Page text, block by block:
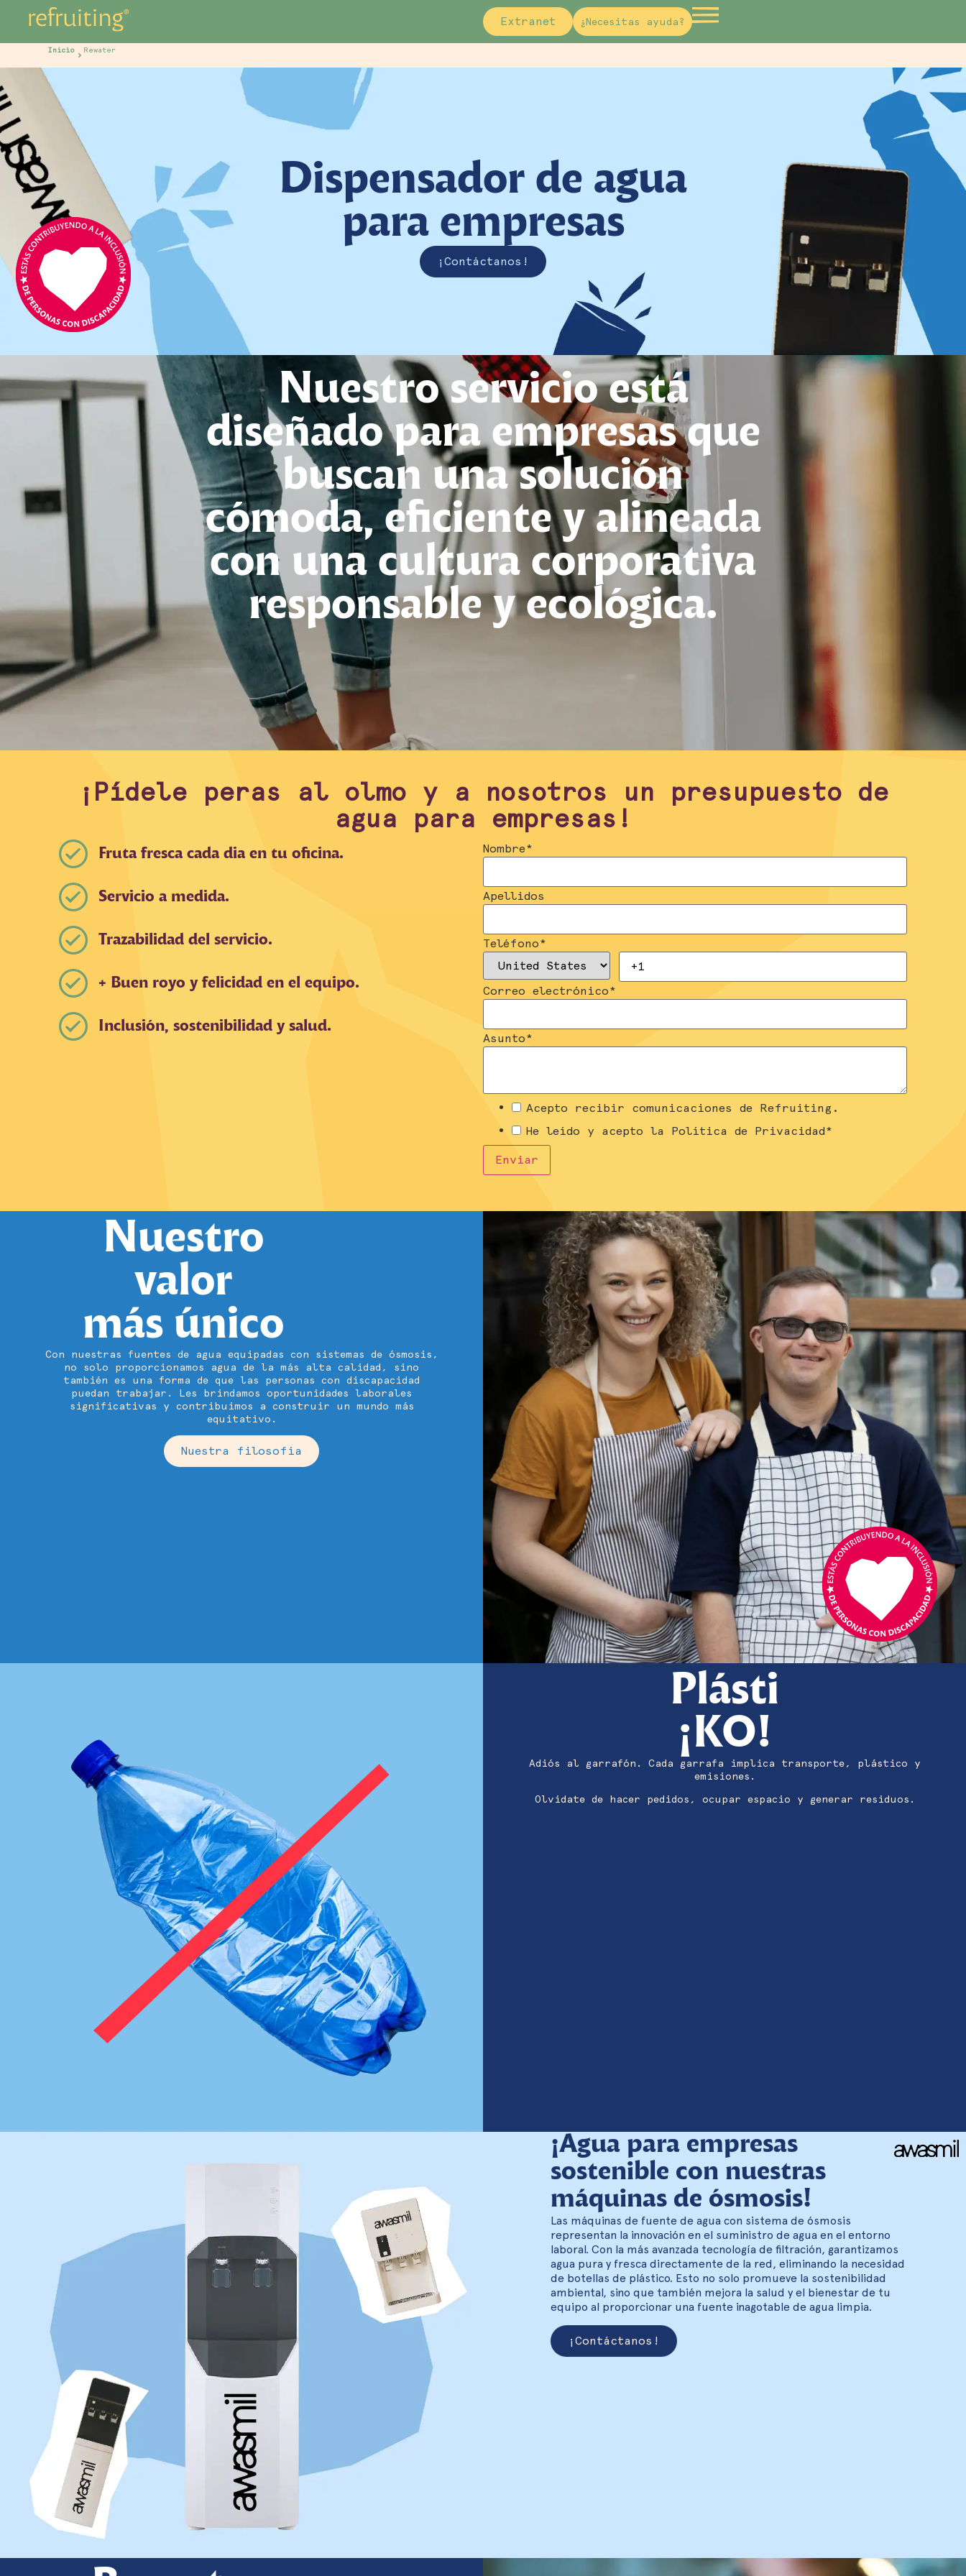
Extranet ¿Necesitas ayuda?
Inicio Rewater
Dispensador de agua
para empresas
¡Contáctanos!
Nuestro servicio está
diseñado para empresas que
buscan una solución
cómoda, eficiente y alineada
con una cultura corporativa
responsable y ecológica.
¡Pídele peras al olmo y a nosotros un presupuesto de
agua para empresas!
Fruta fresca cada dia en tu oficina.
Servicio a medida.
Trazabilidad del servicio.
+ Buen royo y felicidad en el equipo.
Inclusión, sostenibilidad y salud.
Nombre*
Apellidos
Teléfono*
Correo electrónico*
Asunto*
Acepto recibir comunicaciones de Refruiting.
He leído y acepto la Política de Privacidad*
Nuestro
valor
más único
Con nuestras fuentes de agua equipadas con sistemas de ósmosis,
no solo proporcionamos agua de la más alta calidad, sino
también es una forma de que las personas con discapacidad
puedan trabajar. Les brindamos oportunidades laborales
significativas y contribuimos a construir un mundo más
equitativo.
Nuestra filosofía
Plásti
¡KO!
Adiós al garrafón. Cada garrafa implica transporte, plástico y
emisiones.
Olvídate de hacer pedidos, ocupar espacio y generar residuos.
¡Agua para empresas
sostenible con nuestras
máquinas de ósmosis!
Las máquinas de fuente de agua con sistema de ósmosis
representan la innovación en el suministro de agua en el entorno
laboral. Con la más avanzada tecnología de filtración, garantizamos
agua pura y fresca directamente de la red, eliminando la necesidad
de botellas de plástico. Esto no solo promueve la sostenibilidad
ambiental, sino que también mejora la salud y el bienestar de tu
equipo al proporcionar una fuente inagotable de agua limpia.
¡Contáctanos!